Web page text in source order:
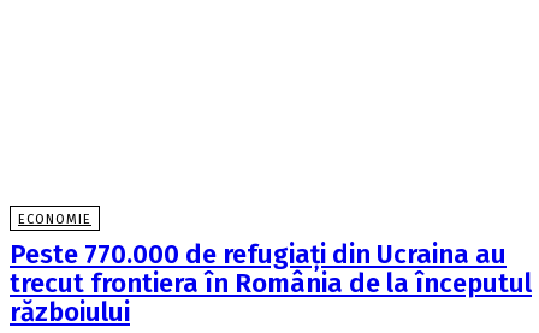
ECONOMIE
Peste 770.000 de refugiaţi din Ucraina au
trecut frontiera în România de la începutul
războiului